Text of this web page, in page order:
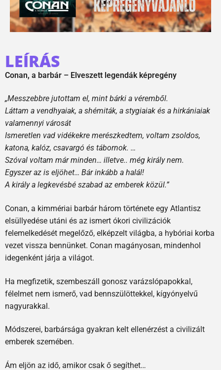
LEÍRÁS
Conan, a barbár – Elveszett legendák képregény
„Messzebbre jutottam el, mint bárki a véremből.
Láttam a vendhyaiak, a shémiták, a stygiaiak és a hirkániaiak
valamennyi városát
Ismeretlen vad vidékekre merészkedtem, voltam zsoldos,
katona, kalóz, csavargó és tábornok. …
Szóval voltam már minden… illetve.. még király nem.
Egyszer az is eljöhet… Bár inkább a halál!
A király a legkevésbé szabad az emberek közül.”
Conan, a kimmériai barbár három története egy Atlantisz
elsüllyedése utáni és az ismert ókori civilizációk
felemelkedését megelőző, elképzelt világba, a hybóriai korba
vezet vissza bennünket. Conan magányosan, mindenhol
idegenként járja a világot.
Ha megfizetik, szembeszáll gonosz varázslópapokkal,
félelmet nem ismerő, vad bennszülöttekkel, kígyónyelvű
nagyurakkal.
Módszerei, barbársága gyakran kelt ellenérzést a civilizált
emberek szemében.
Ám eljön az idő, amikor csak ő segíthet…